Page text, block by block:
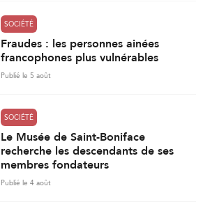
SOCIÉTÉ
Fraudes : les personnes ainées
francophones plus vulnérables
Publié le 5 août
SOCIÉTÉ
Le Musée de Saint-Boniface
recherche les descendants de ses
membres fondateurs
Publié le 4 août